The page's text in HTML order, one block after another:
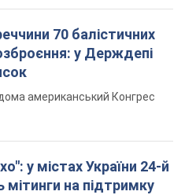
70 балістичних
у Держдепі
американський Конгрес
у містах України 24-й
на підтримку